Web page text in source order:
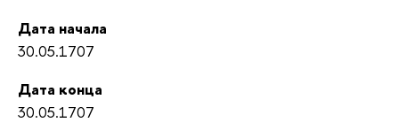
Дата начала
30.05.1707
Дата конца
30.05.1707